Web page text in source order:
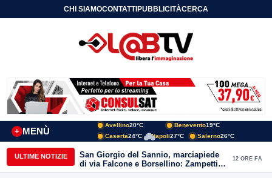
CHI SIAMOCONTATTIPUBBLICITÀCERCA
MENÙ
+
Avellino20°C Benevento19°C
Caserta24°C Napoli27°C Salerno26°C
ULTIME NOTIZIE
San Giorgio del Sannio, marciapiede
di via Falcone e Borsellino: Zampetti e
Lombardi replicano alle polemiche
12 ORE FA